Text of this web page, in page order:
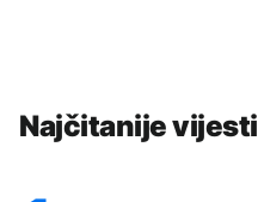
Najčitanije vijesti